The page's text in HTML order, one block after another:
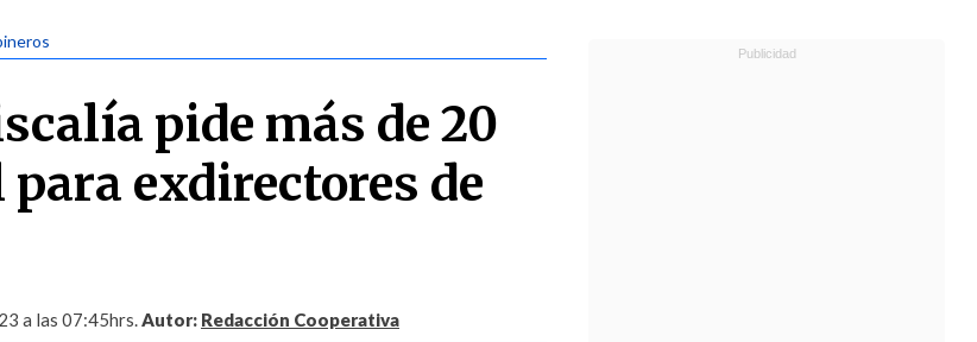
pide más de 20
para exdirectores de
a las 07:45hrs.Autor: Redacción Cooperativa